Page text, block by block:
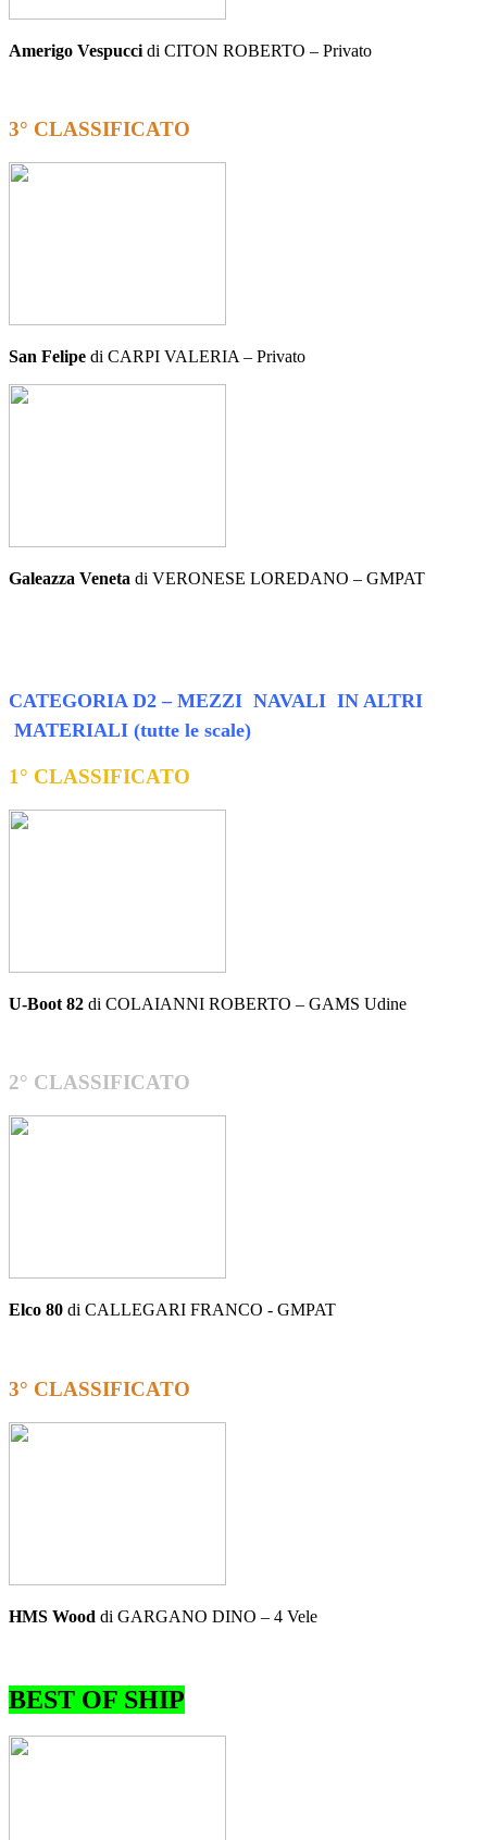
Amerigo Vespucci di CITON ROBERTO – Privato
3° CLASSIFICATO
San Felipe di CARPI VALERIA – Privato
Galeazza Veneta di VERONESE LOREDANO – GMPAT
CATEGORIA D2 – MEZZI NAVALI IN ALTRI
MATERIALI (tutte le scale)
1° CLASSIFICATO
U-Boot 82 di COLAIANNI ROBERTO – GAMS Udine
2° CLASSIFICATO
Elco 80 di CALLEGARI FRANCO - GMPAT
3° CLASSIFICATO
HMS Wood di GARGANO DINO – 4 Vele
BEST OF SHIP